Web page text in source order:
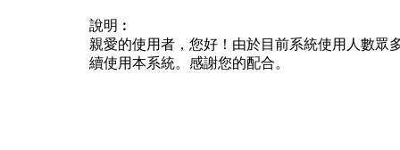
說明︰
親愛的使用者，您好！由於目前系統使用人數眾
續使用本系統。感謝您的配合。